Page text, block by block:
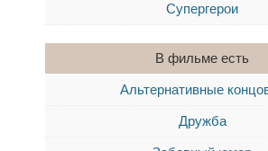
Супергерои
В фильме есть
Альтернативные
Дружба